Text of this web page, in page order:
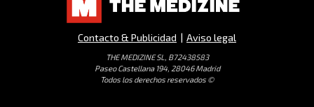
Contacto & Publicidad | Aviso legal
THE MEDIZINE SL, B72438583
Paseo Castellana 194, 28046 Madrid
Todos los derechos reservados ©